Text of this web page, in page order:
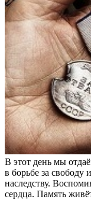
В этот день мы
в борьбе за свободу
наследству.
сердца. Память